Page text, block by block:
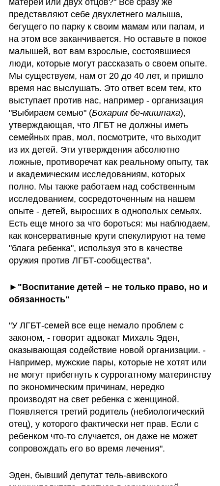
представляют себе двухлетнего малыша,
бегущего по парку к своим мамам или папам, и
на этом все заканчивается. Но оставьте в покое
малышей, вот вам взрослые, состоявшиеся
люди, которые могут рассказать о своем опыте.
Мы существуем, нам от 20 до 40 лет, и пришло
время нас выслушать. Это ответ всем тем, кто
выступает против нас, например - организация
"Выбираем семью" (Бохарим бе-мишпаха),
утверждающая, что ЛГБТ не должны иметь
семейных прав, мол, посмотрите, что выходит
из их детей. Эти утверждения абсолютно
ложные, противоречат как реальному опыту, так
и академическим исследованиям, которых
полно. Мы также работаем над собственным
исследованием, сосредоточенным на нашем
опыте - детей, выросших в однополых семьях.
Есть еще много за что бороться: мы наблюдаем,
как консервативные круги спекулируют на теме
"блага ребенка", используя это в качестве
оружия против ЛГБТ-сообщества".
►"Воспитание детей – не только право, но и
обязанность"
"У ЛГБТ-семей все еще немало проблем с
законом, - говорит адвокат Михаль Эден,
оказывающая содействие новой организации. -
Например, мужские пары, которые не хотят или
не могут прибегнуть к суррогатному материнству
по экономическим причинам, нередко
производят на свет ребенка с женщиной.
Появляется третий родитель (небиологический
отец), у которого фактически нет прав. Если с
ребенком что-то случается, он даже не может
сопровождать его во время лечения".
Эден, бывший депутат тель-авивского